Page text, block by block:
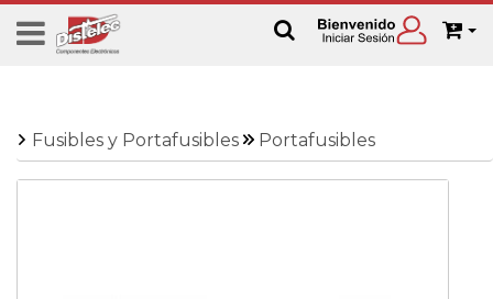
Fusibles y Portafusibles Portafusibles